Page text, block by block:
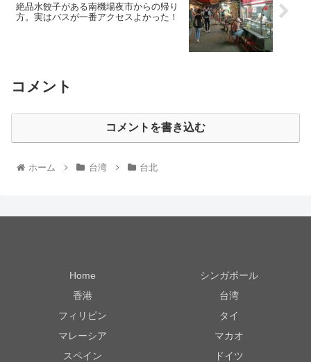
絶品水餃子がある南機場夜市からの帰り
方。実はバスが一番アクセスよかった！
コメント
コメントを書き込む
ホーム 台湾 台北
Home
シンガポール
香港
台湾
フィリピン
タイ
マレーシア
マカオ
スペイン
ドイツ